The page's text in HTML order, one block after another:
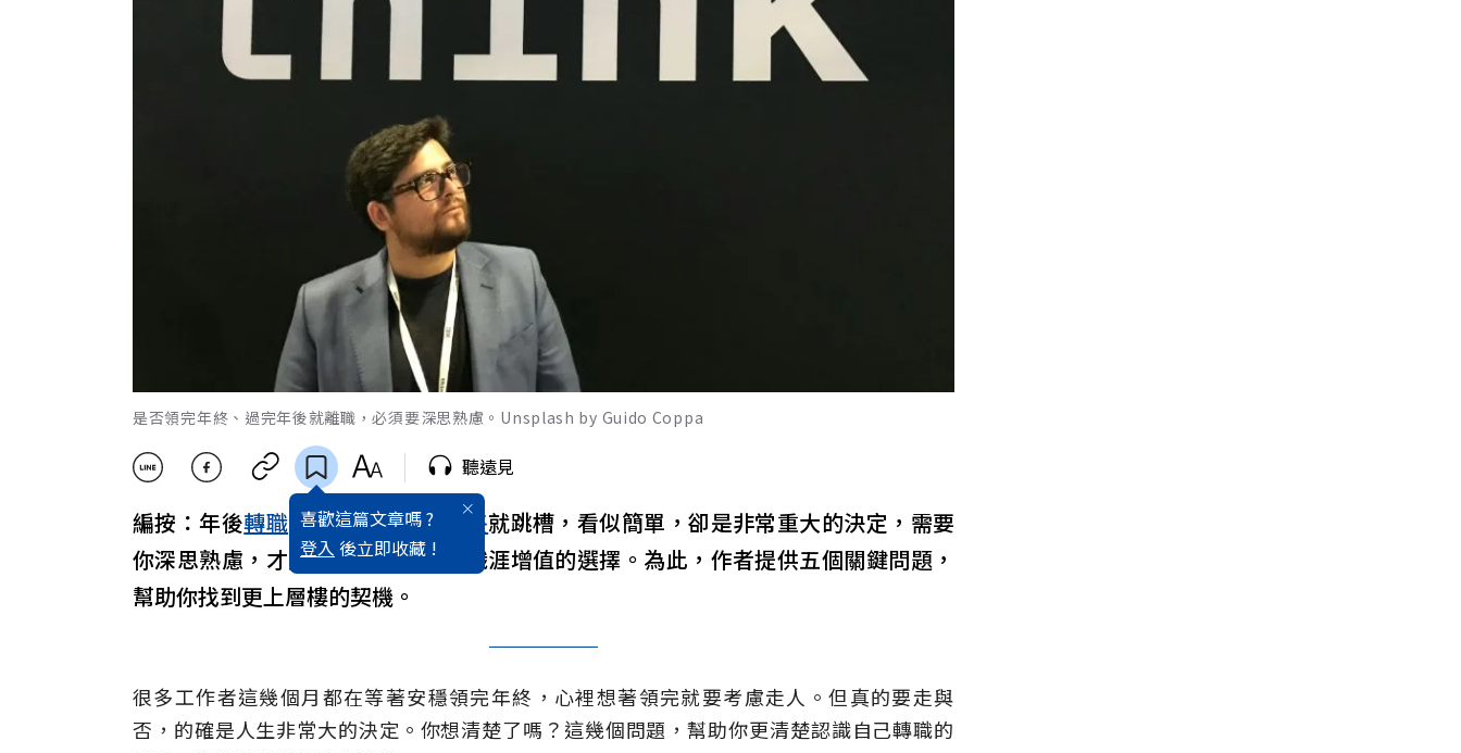
是否領完年終、過完年後就離職，必須要深思熟慮。Unsplash by Guido Coppa
喜歡這篇文章嗎 ?
登入 後立即收藏 !
聽遠見
編按：年後轉職潮又來了！領完 年終就跳槽，看似簡單，卻是非常重大的決定，需要
你深思熟慮，才能做出理性且能為職涯增值的選擇。為此，作者提供五個關鍵問題，
幫助你找到更上層樓的契機。
很多工作者這幾個月都在等著安穩領完年終，心裡想著領完就要考慮走人。但真的要走與
否，的確是人生非常大的決定。你想清楚了嗎？這幾個問題，幫助你更清楚認識自己轉職的